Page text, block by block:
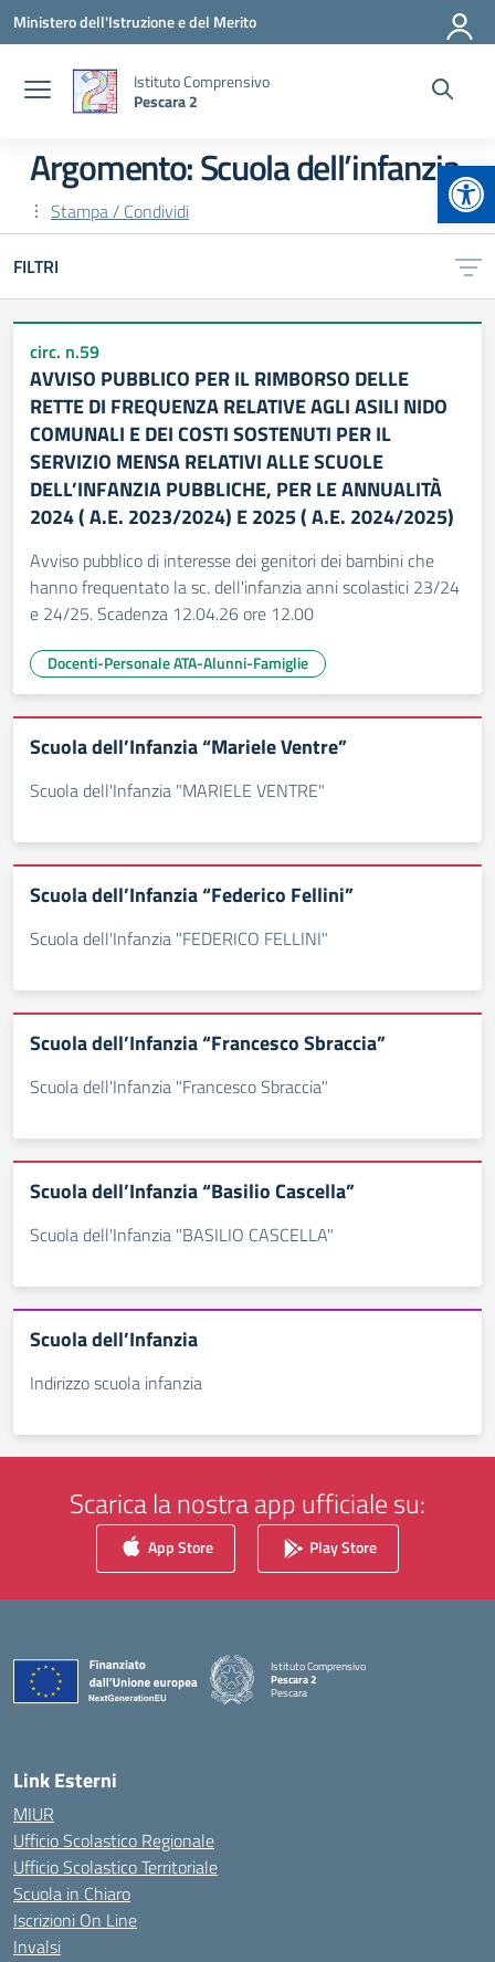
Vai ai contenuti
Vai al menu di navigazione
Vai al footer
Ministero dell'Istruzione e del Merito
Istituto Comprensivo
Pescara 2
Argomento: Scuola dell’infanzia
Stampa / Condividi
FILTRI
circ. n.59
AVVISO PUBBLICO PER IL RIMBORSO DELLE
RETTE DI FREQUENZA RELATIVE AGLI ASILI NIDO
COMUNALI E DEI COSTI SOSTENUTI PER IL
SERVIZIO MENSA RELATIVI ALLE SCUOLE
DELL’INFANZIA PUBBLICHE, PER LE ANNUALITÀ
2024 ( A.E. 2023/2024) E 2025 ( A.E. 2024/2025)
Avviso pubblico di interesse dei genitori dei bambini che
hanno frequentato la sc. dell'infanzia anni scolastici 23/24
e 24/25. Scadenza 12.04.26 ore 12.00
Docenti-Personale ATA-Alunni-Famiglie
Scuola dell’Infanzia “Mariele Ventre”
Scuola dell'Infanzia "MARIELE VENTRE"
Scuola dell’Infanzia “Federico Fellini”
Scuola dell'Infanzia "FEDERICO FELLINI"
Scuola dell’Infanzia “Francesco Sbraccia”
Scuola dell'Infanzia "Francesco Sbraccia"
Scuola dell’Infanzia “Basilio Cascella”
Scuola dell'Infanzia "BASILIO CASCELLA"
Scuola dell’Infanzia
Indirizzo scuola infanzia
Scarica la nostra app ufficiale su:
App Store Play Store
Istituto Comprensivo
Pescara 2
Pescara
Link Esterni
MIUR
Ufficio Scolastico Regionale
Ufficio Scolastico Territoriale
Scuola in Chiaro
Iscrizioni On Line
Invalsi